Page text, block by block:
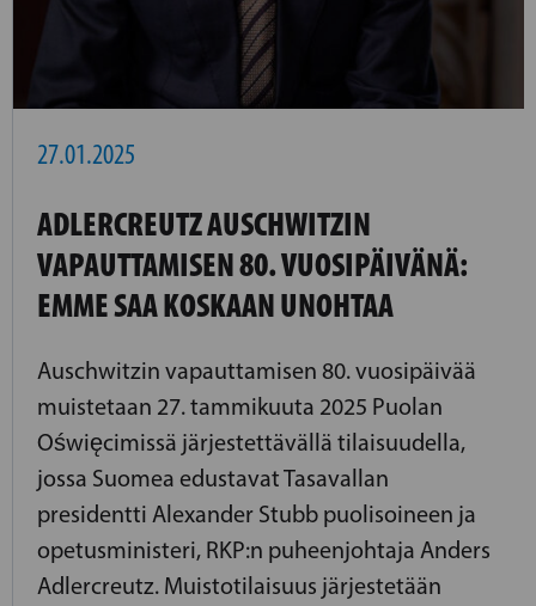
27.01.2025
ADLERCREUTZ AUSCHWITZIN
VAPAUTTAMISEN 80. VUOSIPÄIVÄNÄ:
EMME SAA KOSKAAN UNOHTAA
Auschwitzin vapauttamisen 80. vuosipäivää
muistetaan 27. tammikuuta 2025 Puolan
Oświęcimissä järjestettävällä tilaisuudella,
jossa Suomea edustavat Tasavallan
presidentti Alexander Stubb puolisoineen ja
opetusministeri, RKP:n puheenjohtaja Anders
Adlercreutz. Muistotilaisuus järjestetään